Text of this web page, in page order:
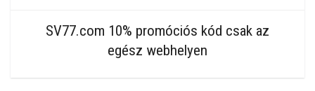
SV77.com 10% promóciós kód csak az
egész webhelyen